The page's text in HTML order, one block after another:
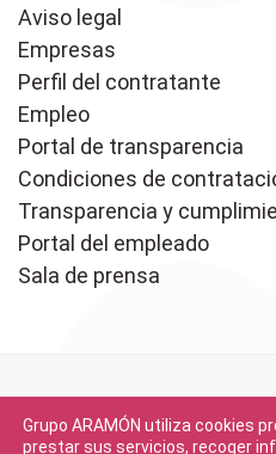
Aviso legal
Empresas
Perfil del contratante
Empleo
Portal de transparencia
Condiciones de
Transparencia y
Portal del empleado
Sala de prensa
Grupo ARAMÓN utiliza cookies
prestar sus servicios, recoger